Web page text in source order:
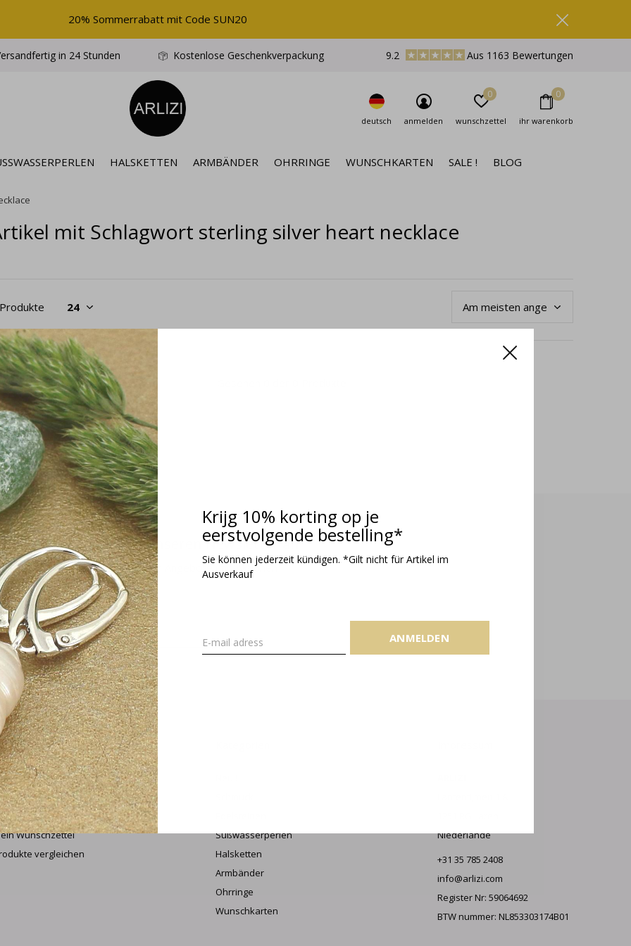
Krijg 10% korting op je
eerstvolgende bestelling*
Sie können jederzeit kündigen. *Gilt nicht für Artikel im
Ausverkauf
ANMELDEN
HALSKETTEN ARMBÄNDER OHRRINGE WUNSCHKARTEN SALE ! BLOG
deutsch anmelden wunschzettel
0
ihr warenkorb
0
in 24 Stunden Kostenlose Geschenkverpackung 9.2 Aus 1163 Bewertungen
20% Sommerrabatt mit Code SUN20
mit Schlagwort sterling silver heart necklace
Melden Sie sich für unseren Newsletter an
Erhalten Sie die neuesten Angebote und Aktionen
Konto
anlegen
Bestellungen
beantragen
Wunschzettel
vergleichen
Süßwasserperlen
Halsketten
Armbänder
Ohrringe
Wunschkarten
Niederlande
+31 35 785 2408
info@arlizi.com
Register Nr: 59064692
BTW nummer: NL853303174B01